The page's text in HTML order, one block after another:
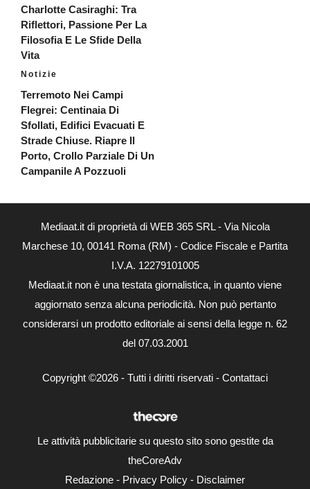
Charlotte Casiraghi: Tra
Riflettori, Passione Per La
Filosofia E Le Sfide Della
Vita
Notizie
Terremoto Nei Campi
Flegrei: Centinaia Di
Sfollati, Edifici Evacuati E
Strade Chiuse. Riapre Il
Porto, Crollo Parziale Di Un
Campanile A Pozzuoli
Mediaat.it di proprietà di WEB 365 SRL - Via Nicola
Marchese 10, 00141 Roma (RM) - Codice Fiscale e Partita
I.V.A. 12279101005
Mediaat.it non è una testata giornalistica, in quanto viene
aggiornato senza alcuna periodicità. Non può pertanto
considerarsi un prodotto editoriale ai sensi della legge n. 62
del 07.03.2001
Copyright ©2026 - Tutti i diritti riservati - Contattaci
Le attività pubblicitarie su questo sito sono gestite da
theCoreAdv
Redazione - Privacy Policy - Disclaimer